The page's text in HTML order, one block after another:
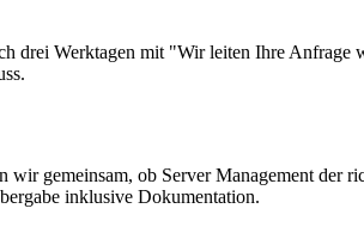
drei Werktagen mit "Wir leiten Ihre Anfrage
gemeinsam, ob Server Management der
inklusive Dokumentation.